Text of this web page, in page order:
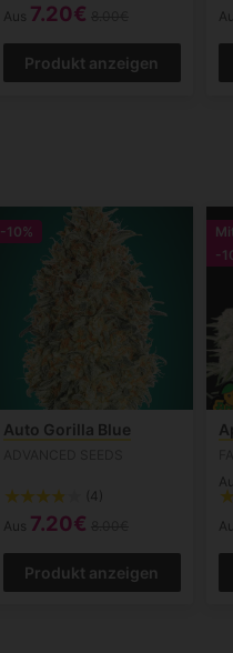
Aus 7.20€
Produkt anzeigen
-10%
Auto Gorilla Blue
(4)
Aus 7.20€
Produkt anzeigen
-